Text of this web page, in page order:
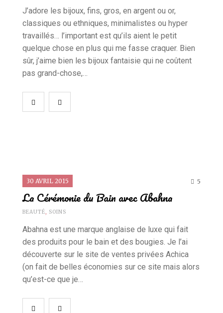
J’adore les bijoux, fins, gros, en argent ou or,
classiques ou ethniques, minimalistes ou hyper
travaillés… l’important est qu’ils aient le petit
quelque chose en plus qui me fasse craquer. Bien
sûr, j’aime bien les bijoux fantaisie qui ne coûtent
pas grand-chose,…
30 AVRIL 2015 5
La Cérémonie du Bain avec Abahna
BEAUTÉ SOINS
Abahna est une marque anglaise de luxe qui fait
des produits pour le bain et des bougies. Je l’ai
découverte sur le site de ventes privées Achica
(on fait de belles économies sur ce site mais alors
qu’est-ce que je…